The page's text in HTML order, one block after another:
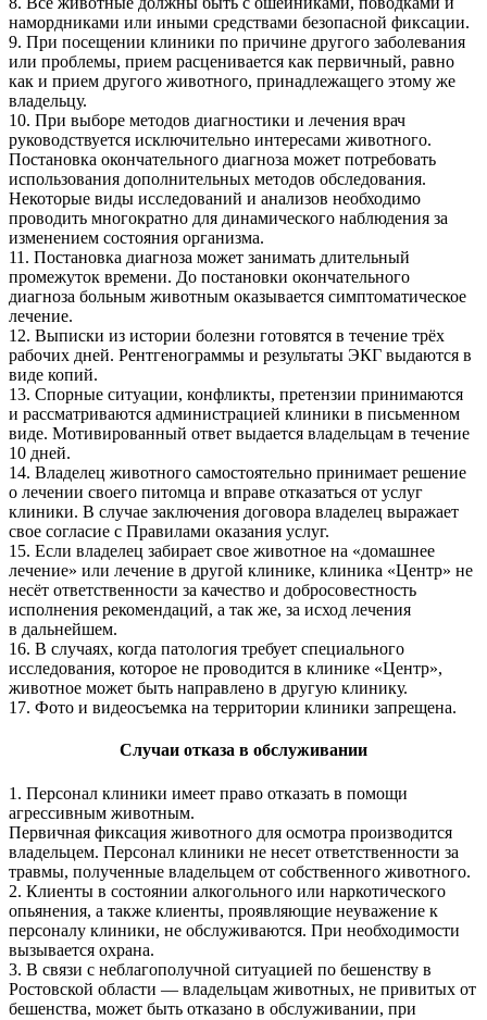
намордниками или иными средствами безопасной фиксации.
9. При посещении клиники по причине другого заболевания
или проблемы, прием расценивается как первичный, равно
как и прием другого животного, принадлежащего этому же
владельцу.
10. При выборе методов диагностики и лечения врач
руководствуется исключительно интересами животного.
Постановка окончательного диагноза может потребовать
использования дополнительных методов обследования.
Некоторые виды исследований и анализов необходимо
проводить многократно для динамического наблюдения за
изменением состояния организма.
11. Постановка диагноза может занимать длительный
промежуток времени. До постановки окончательного
диагноза больным животным оказывается симптоматическое
лечение.
12. Выписки из истории болезни готовятся в течение трёх
рабочих дней. Рентгенограммы и результаты ЭКГ выдаются в
виде копий.
13. Спорные ситуации, конфликты, претензии принимаются
и рассматриваются администрацией клиники в письменном
виде. Мотивированный ответ выдается владельцам в течение
10 дней.
14. Владелец животного самостоятельно принимает решение
о лечении своего питомца и вправе отказаться от услуг
клиники. В случае заключения договора владелец выражает
свое согласие с Правилами оказания услуг.
15. Если владелец забирает свое животное на «домашнее
лечение» или лечение в другой клинике, клиника «Центр» не
несёт ответственности за качество и добросовестность
исполнения рекомендаций, а так же, за исход лечения
в дальнейшем.
16. В случаях, когда патология требует специального
исследования, которое не проводится в клинике «Центр»,
животное может быть направлено в другую клинику.
17. Фото и видеосъемка на территории клиники запрещена.
Случаи отказа в обслуживании
1. Персонал клиники имеет право отказать в помощи
агрессивным животным.
Первичная фиксация животного для осмотра производится
владельцем. Персонал клиники не несет ответственности за
травмы, полученные владельцем от собственного животного.
2. Клиенты в состоянии алкогольного или наркотического
опьянения, а также клиенты, проявляющие неуважение к
персоналу клиники, не обслуживаются. При необходимости
вызывается охрана.
3. В связи с неблагополучной ситуацией по бешенству в
Ростовской области — владельцам животных, не привитых от
бешенства, может быть отказано в обслуживании, при